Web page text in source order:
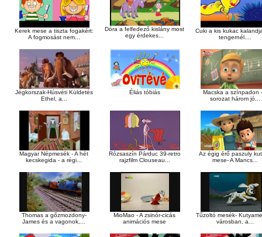
Kerek mese a tiszta fogakért:
A fogmosást nem...
Dóra a felfedező kislány most
egy érdekes...
Cuki a kis kukac
tengernél....
Jégkorszak-Húsvéti Küldetés
Ethel, a...
Éliás tóbiás
Macska a színpadon
sorozat három jó...
Magyar Népmesék - A hét
kecskegida - a régi...
Rózsaszín Párduc 39-retro
rajzfilm Clouseau...
Az égig érő paszuly
mese- A Mancs...
Thomas a gőzmozdony-
James és a vagonok,...
MioMao - A zsinór-cicás
animációs mese
Tűzoltó mesék-
városban, a...